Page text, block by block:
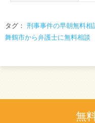
タグ： 刑事事件の早朝無料相
舞鶴市から弁護士に無料相談
無